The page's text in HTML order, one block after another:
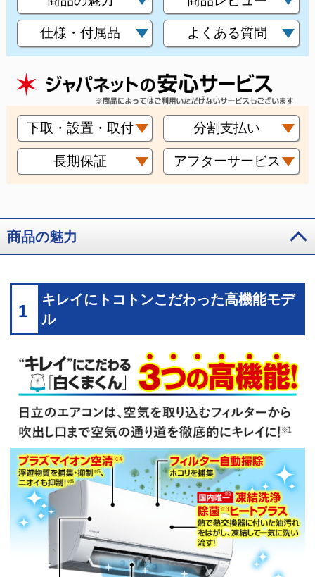
仕様・付属品 よくある質問
下取・設置・取付 分割支払い
長期保証 アフターサービス
商品の魅力
1
キレイにトコトンこだわった高機能モデ
ル